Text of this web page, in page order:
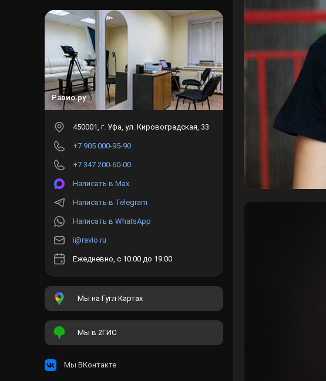
Равио.ру
450001, г.Уфа ,ул. Кировоградская, 33
+7 905 000-95-90
+7 347 200-60-00
Написать в Max
Написать в Telegram
Написать в WhatsApp
i@ravio.ru
Ежедневно, с 10:00 до 19:00
Мы на Гугл Картах
Мы в 2ГИС
Мы ВКонтакте